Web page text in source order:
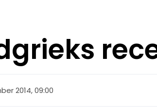
2014, 09:00